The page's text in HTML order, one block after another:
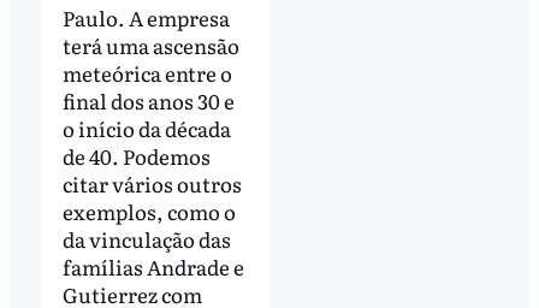
Paulo. A empresa
terá uma ascensão
meteórica entre o
final dos anos 30 e
o início da década
de 40. Podemos
citar vários outros
exemplos, como o
da vinculação das
famílias Andrade e
Gutierrez com